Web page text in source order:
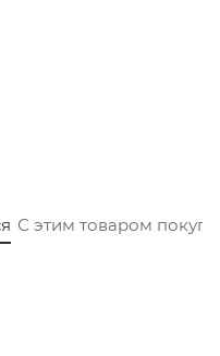
С этим товаром